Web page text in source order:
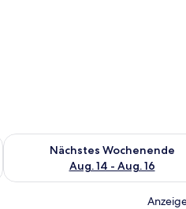
Aug. 7 - Aug. 9.
Nächstes Wochenende
Aug. 14 - Aug. 16
Überprüfe die Verfügbarkeit für